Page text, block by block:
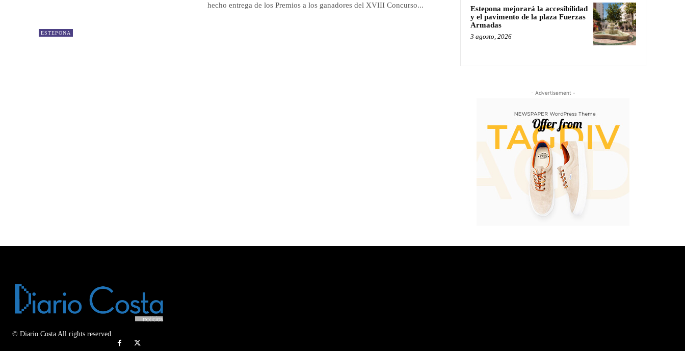
ESTEPONA
hecho entrega de los Premios a los ganadores del XVIII Concurso...
Estepona mejorará la accesibilidad
y el pavimento de la plaza Fuerzas
Armadas
3 agosto, 2026
- Advertisement -
© Diario Costa All rights reserved.